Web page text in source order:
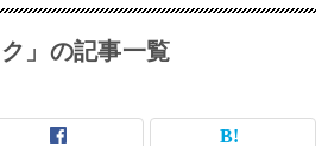
」の記事一覧